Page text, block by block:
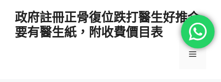
政府註冊正骨復位跌打醫生好推介
要有醫生紙，附收費價目表
選